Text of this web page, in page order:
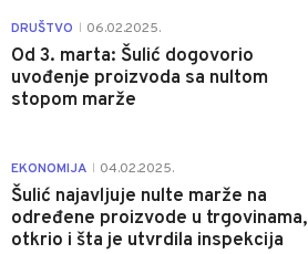
DRUŠTVO 06.02.2025.
Od 3. marta: Šulić dogovorio
uvođenje proizvoda sa nultom
stopom marže
EKONOMIJA 04.02.2025.
Šulić najavljuje nulte marže na
određene proizvode u trgovinama,
otkrio i šta je utvrdila inspekcija